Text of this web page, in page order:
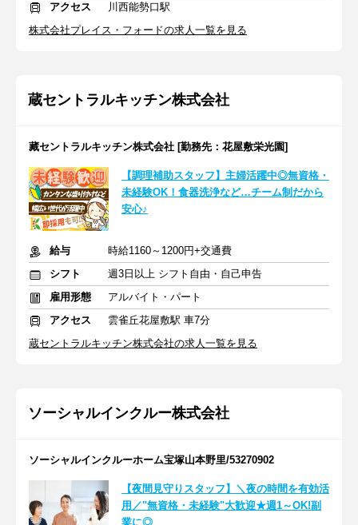
アクセス
川西能勢口駅
株式会社プレイス・フォードの求人一覧を見る
蔵セントラルキッチン株式会社
藏セントラルキッチン株式会社 [勤務先：花屋敷栄光園]
【調理補助スタッフ】主婦活躍中◎無資格・
未経験OK！食器洗浄など…チーム制だから
安心♪
給与
時給1160～1200円+交通費
シフト
週3日以上 シフト自由・自己申告
雇用形態
アルバイト・パート
アクセス
雲雀丘花屋敷駅 車7分
蔵セントラルキッチン株式会社の求人一覧を見る
ソーシャルインクルー株式会社
ソーシャルインクルーホーム宝塚山本野里/53270902
【夜間見守りスタッフ】＼夜の時間を有効活
用／"無資格・未経験"大歓迎★週1～OK!副
業に◎